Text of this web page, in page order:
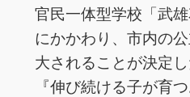
官民一体型学校「武
にかかわり、市内の
大されることが決定
『伸び続ける子が育